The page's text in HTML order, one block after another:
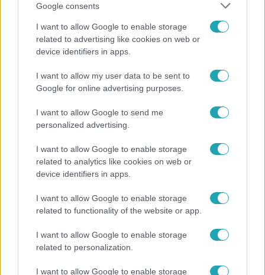
Google consents
I want to allow Google to enable storage
related to advertising like cookies on web or
device identifiers in apps.
I want to allow my user data to be sent to
Google for online advertising purposes.
I want to allow Google to send me
personalized advertising.
I want to allow Google to enable storage
related to analytics like cookies on web or
device identifiers in apps.
I want to allow Google to enable storage
related to functionality of the website or app.
I want to allow Google to enable storage
related to personalization.
I want to allow Google to enable storage
Otthagyta a rádiózást, most óceánjáró hajón